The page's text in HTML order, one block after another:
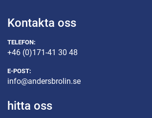
Kontakta oss
TELEFON:
+46 (0)171-41 30 48
E-POST:
info@andersbrolin.se
hitta oss